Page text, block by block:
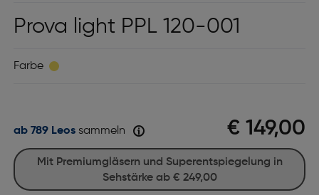
Prova light PPL 120-001
Farbe
€ 149,00
ab 789 Leossammeln
Mit Premiumgläsern und Superentspiegelung in
Sehstärke ab € 249,00